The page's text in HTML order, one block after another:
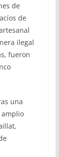
de
de
ilegal
fueron
una